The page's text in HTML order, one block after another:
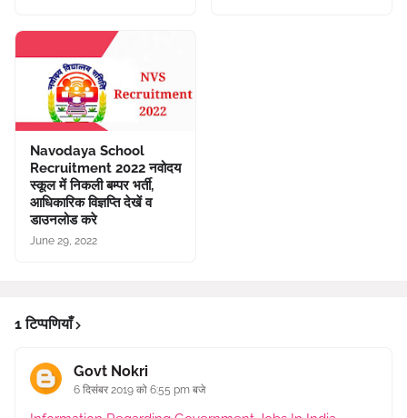
Navodaya School
Recruitment 2022 नवोदय
स्कूल में निकली बम्पर भर्ती,
आधिकारिक विज्ञप्ति देखें व
डाउनलोड करे
June 29, 2022
1 टिप्पणियाँ
Govt Nokri
6 दिसंबर 2019 को 6:55 pm बजे